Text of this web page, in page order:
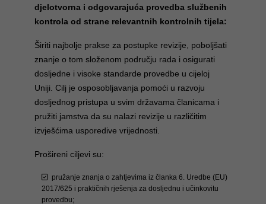
djelotvorna i odgovarajuća provedba službenih
kontrola od strane relevantnih kontrolnih tijela:
Širiti najbolje prakse za postupke revizije, poboljšati
znanje o tom složenom području rada i osigurati
dosljedne i visoke standarde provedbe u cijeloj
Uniji. Cilj je osposobljavanja pomoći u razvoju
dosljednog pristupa u svim državama članicama i
pružiti jamstva da su nalazi revizije u različitim
izvješćima usporedive vrijednosti.
Prošireni ciljevi su:
pružanje znanja o zahtjevima iz članka 6. Uredbe (EU)
2017/625 i praktičnih rješenja za dosljednu i učinkovitu
provedbu;